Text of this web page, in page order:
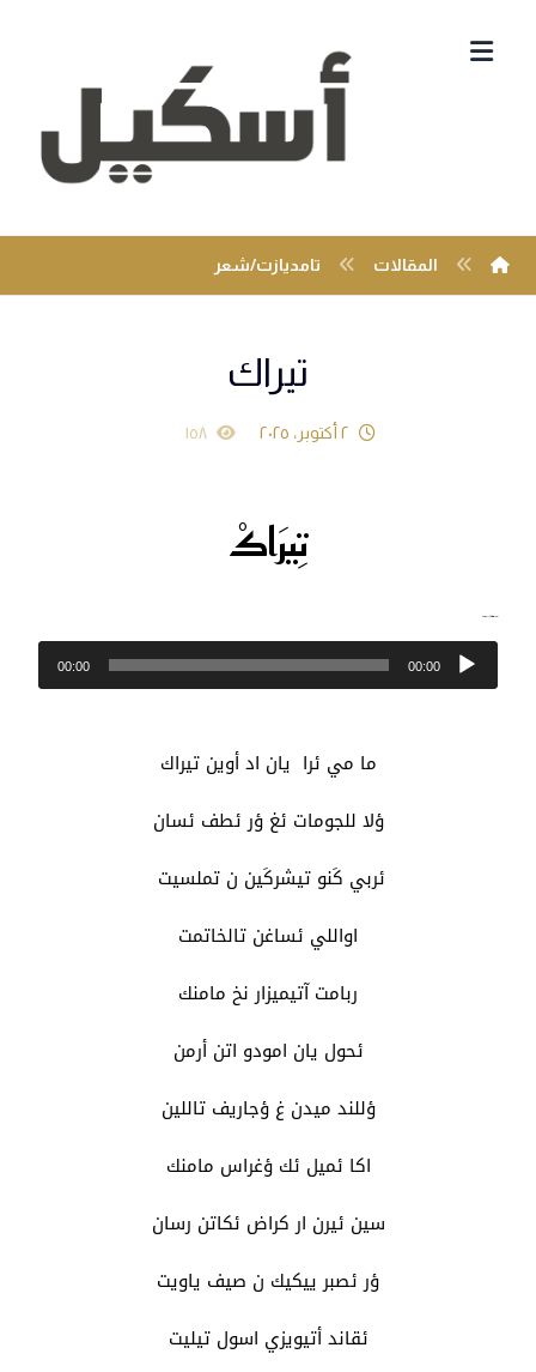
المقالات تامديازت/شعر
تيراك
٢ أكتوبر، ٢٠٢٥ ١٥٨
تِيرَاكْ
مشغل
الصوت
00:00
00:00
ما مي ئرا يان اد أوين تيراك
ؤلا للجومات ئغ ؤر ئطف ئسان
ئربي كَنو تيشركَين ن تملسيت
اواللي ئساغن تالخاتمت
ربامت آتيميزار نخ مامنك
ئحول يان امودو اتن أرمن
ؤللند ميدن غ ؤجاريف تاللين
اكا ئميل ئك ؤغراس مامنك
سين ئيرن ار كراض ئكاتن رسان
ؤر ئصبر ييكيك ن صيف ياويت
ئقاند أتيويزي اسول تيليت